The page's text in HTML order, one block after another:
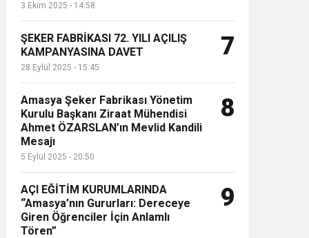
3 Ekim 2025 - 14:58
ŞEKER FABRİKASI 72. YILI AÇILIŞ
KAMPANYASINA DAVET
28 Eylül 2025 - 15:45
7
Amasya Şeker Fabrikası Yönetim
Kurulu Başkanı Ziraat Mühendisi
Ahmet ÖZARSLAN’ın Mevlid Kandili
Mesajı
5 Eylül 2025 - 20:50
8
AÇI EĞİTİM KURUMLARINDA
“Amasya’nın Gururları: Dereceye
Giren Öğrenciler İçin Anlamlı
Tören”
9